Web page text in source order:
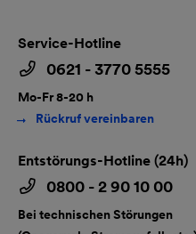
Service-Hotline
0621 - 3770 5555
Mo-Fr 8-20 h
Rückruf vereinbaren
Entstörungs-Hotline (24h)
0800 - 2 90 10 00
Bei technischen Störungen